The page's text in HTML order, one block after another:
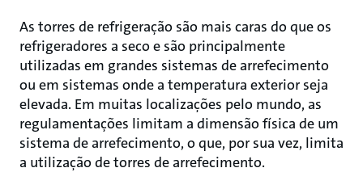
As torres de refrigeração são mais caras do que os
refrigeradores a seco e são principalmente
utilizadas em grandes sistemas de arrefecimento
ou em sistemas onde a temperatura exterior seja
elevada. Em muitas localizações pelo mundo, as
regulamentações limitam a dimensão física de um
sistema de arrefecimento, o que, por sua vez, limita
a utilização de torres de arrefecimento.